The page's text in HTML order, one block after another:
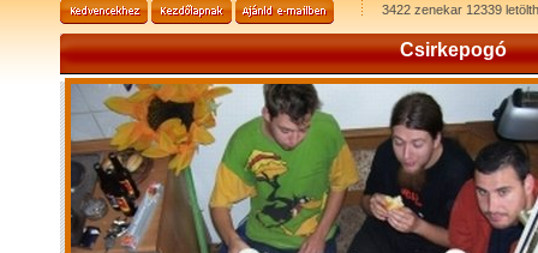
3422 zenekar 12339
Csirkepogó